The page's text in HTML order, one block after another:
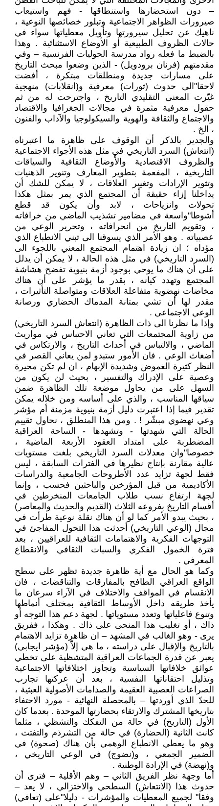
– دون استحضارها واستنطاقها - فهم واستيعاب
صيرورات الظواهر الاجتماعية وتبلور خصائصها النوعية ،
ناهيك عن تحليل سيرورتها وتأويل معطياتها سواء في
حالات الظروف الطبيعية أو الأوضاع الاستثنائية . وهذا
بالضبط ما فعله رواد مدرسة الحوليات الفرنسية – وفي
مقدمتهم (فرنان برودويل) - الذين وضعوا مبحث التاريخ
على مسارات جديدة ومنطلقات مبتكرة ، أفضت
لاحقا"الى حدوث (ثورات) معرفية و(انقلابات) منهجية
غيّرت المعنى التقليدي التاريخ ، واجترحت له من ثم
حقول معرفية مثمرة في مجالات الجغرافيا والاقتصاد
والاجتماع والثقافة والهوية والسيكولوجيا والآداب والفنون
، الخ .
والجدير بالذكر أن الوقوف على ظاهرة ما اعتبرناه
(انتعاش) السرد التاريخي في مثل هذه الأجواء الاجتماعية
والظروف الاقتصادية والأوضاع الثقافية والسياقات
التاريخية ، المفعمة بتطوير المعارف وتنوير الذهنيات
وتثوير الإرادات وتغيير العلاقات ، لا يمكن للشك أن
يداخلنا إزاء حقيقة أن المجتمع الذي يمر بمثل هكذا
تحولات وانزياحات ، لابد وأن يكون قد قطع
أشوطا"واسعة في مضامير تشذيب الماضي من خرافاته
، وتقويم التاريخ من انحرافاته ، وتحرير الوعي من
عصبياته . وهو الأمر الذي يسوقنا الى تبني الانطباع الذي
مؤداه ؛ ان زيادة اهتمام المجتمع المعني باللجوء الى
(السرد التاريخي) في مثل هذه الحالة ، لا يمكن أن يدلل
على أن هناك ما يوحي بوجود أزمة بنيوية تفضح هشاشة
المجتمع وتهدد كيانه ، بقدر ما يؤشر على أن هناك
مخاضات نهضوية متفاعلة العلاقات ومتواصلة التأثيرات ،
مقدر لها أن تشي بمتانة المدماك الحضاري ورصانة
الوعي الاجتماعي .
وإذا ما نظرنا الى ذات الظاهرة (انتعاش السرد التاريخي)
من زاوية المجتمعات التي تعاني الاحتباس في مواريث
الماضي ، والالتباس في أحداث التاريخ ، والارتكاس في
أضغاث الوعي . فان الأمور ستبدو لمن يعاني القصر في
النظر كثيرة الغموض وشديدة الإبهام ، ان لم تكن محيرة
وعصية على الإدراك والتفسير ، بحيث لن يكون من
السهل على من يحاول موضعة تلك الظاهرة ضمن
سياقها المناسب ، والذي على أساسه ومن خلاله يمكن
تقدير فيما إذا اعتبرت دليل أزمة بنيوية مزمنة أم مؤشر
وعي نهضوي مبشّر ! . ومن هذا المنطلق ، نحاول تقييم
الحالة التي شهدتها - وتشهدها - الساحة العراقية
المضطربة على امتداد العقود الأربعة الماضية ،
خصوصا"وان معدلات السرد التاريخي بلغت مستويات
عالية مقارنة بإنتاج نظيرها في الفترات السابقة ، ليس
فقط لجهة تزايد عدد الأطروحات الجامعية والدراسات
الأكاديمية من قبل المؤرخين والباحثين فحسب ، وإنما
لجهة ارتفاع نسب طلاب الجامعات المنخرطين في
أقسام التاريخ بفروعه الثلاث (القديم والحديث والمعاصر)
، بحيث يبدو الأمر كما لو أن هناك نقلة نوعية طرأت في
مجال (الوعي التاريخي) أحدثت هذا التحول المفاجئ في
التوجهات الفكرية والاهتمامات الثقافية للعراقيين ، بعد
فترة الخمول الفكري والسبات الثقافي والانقطاع
المعرفي .
وكما هو الحال مع أية ظاهرة جديدة تظهر على سطح
الواقع العراقي الطافح بالمفارقات والتناقضات ، فان
الانقسام في المواقف والاختلاف في الآراء سرعان ما
يأخذ طريقه داخل الأوساط الثقافية بمختلف أنماطها
وتنوع فاعلياتها وتعدد مستوياتها . لجهة دعم هذا التوجه أو
ذاك ، أو تغليب هذا المنحى على ذاك . وهكذا ، ففريق
يرى - وهو الغالب في المشهد – ان ظاهرة تزايد الاهتمام
بالتاريخ والإقبال على دراسته ، ما هي إلاّ (مؤشر ايجابي)
يعبر عن قدرة الجماعات العراقية المتشظية على تخطي
عوائق خلافاتها السياسية وتجاوز اختلافاتها الاجتماعية
وتذليل احتقاناتها النفسية ، بعد أن عركتها تجارب
الصراعات العصبية العقيمة والصدامات الأصولية العبثية ،
للحدّ الذي أوردتها – بالمحصلة النهائية - مورد الاحتفاء
بتاريخها المشترك والارتقاء بحضارتها الموحدة . بعدما كان
الأول (التاريخ) في حالة من التفكك والتشظي ، مثلما
كانت الثانية (الحضارة) في حالة من التشرذم والتفتت ،
وهو ما يعطي الانطباع الوهمي بأن هناك (صحوة) في
الضمير الجمعي ، و(نضوج) في الوعي التاريخي ،
و(نهضة) في الإرادة الوطنية .
أما وجهة نظر الفريق الثاني – وهم الأقلية – فترى أن
حدوث هذا (الانتعاش) السطحي والاختزالي ، لا يعد –
وفقا" لجميع المعطيات والمؤشرات - دليلا"على (تعافي)